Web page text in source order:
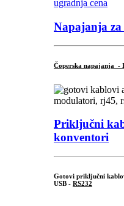
Napajanja
Čoperska napajanja -
Priključni
konventori
Gotovi priključni
USB - RS232